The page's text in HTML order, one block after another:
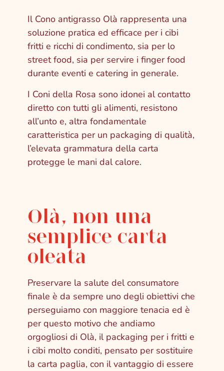
Il Cono antigrasso Olà rappresenta una
soluzione pratica ed efficace per i cibi
fritti e ricchi di condimento, sia per lo
street food, sia per servire i finger food
durante eventi e catering in generale.
I Coni della Rosa sono idonei al contatto
diretto con tutti gli alimenti, resistono
all’unto e, altra fondamentale
caratteristica per un packaging di qualità,
l’elevata grammatura della carta
protegge le mani dal calore.
Olà, non una
semplice carta
oleata
Preservare la salute del consumatore
finale è da sempre uno degli obiettivi che
perseguiamo con maggiore tenacia ed è
per questo motivo che andiamo
orgogliosi di Olà, il packaging per i fritti e
i cibi molto conditi, pensato per sostituire
la carta paglia, con il vantaggio di essere